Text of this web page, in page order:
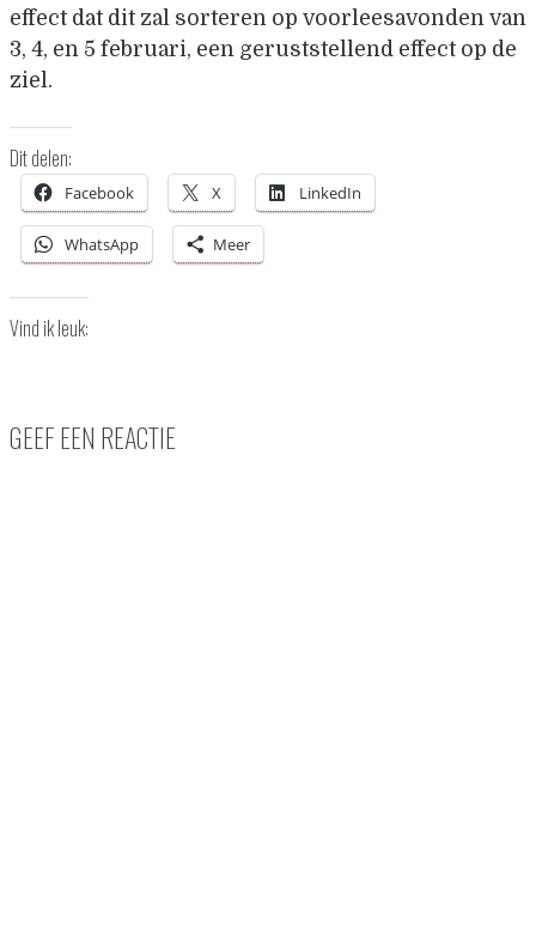
effect dat dit zal sorteren op voorleesavonden van
3, 4, en 5 februari, een geruststellend effect op de
ziel.
Dit delen:
Facebook X LinkedIn
WhatsApp Meer
Vind ik leuk:
GEEF EEN REACTIE